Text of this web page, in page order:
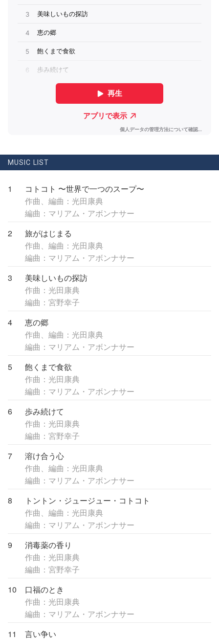
MUSIC LIST
1
コトコト 〜世界で一つのスープ〜
作曲、編曲：光田康典
編曲：マリアム・アボンナサー
2
旅がはじまる
作曲、編曲：光田康典
編曲：マリアム・アボンナサー
3
美味しいもの探訪
作曲：光田康典
編曲：宮野幸子
4
恵の郷
作曲、編曲：光田康典
編曲：マリアム・アボンナサー
5
飽くまで食欲
作曲：光田康典
編曲：マリアム・アボンナサー
6
歩み続けて
作曲：光田康典
編曲：宮野幸子
7
溶け合う心
作曲、編曲：光田康典
編曲：マリアム・アボンナサー
8
トントン・ジュージュー・コトコト
作曲、編曲：光田康典
編曲：マリアム・アボンナサー
9
消毒薬の香り
作曲：光田康典
編曲：宮野幸子
10
口福のとき
作曲：光田康典
編曲：マリアム・アボンナサー
11
言い争い